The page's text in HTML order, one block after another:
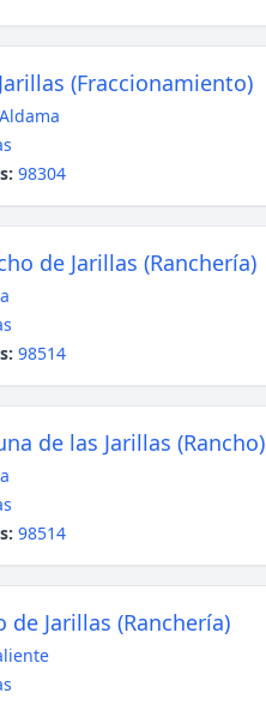
(Fraccionamiento)
98304
de Jarillas (Ranchería)
98514
de las Jarillas (Rancho)
98514
de Jarillas (Ranchería)